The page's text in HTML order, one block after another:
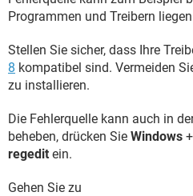
Programmen und Treibern
Stellen Sie sicher, dass Ihre
8 kompatibel sind. Vermeiden
zu installieren.
Die Fehlerquelle kann auch in
beheben, drücken Sie Windows +
regedit ein.
Gehen Sie zu